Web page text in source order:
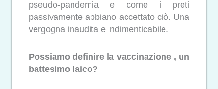
pseudo-pandemia e come i preti
passivamente abbiano accettato ciò. Una
vergogna inaudita e indimenticabile.
Possiamo definire la vaccinazione , un
battesimo laico?